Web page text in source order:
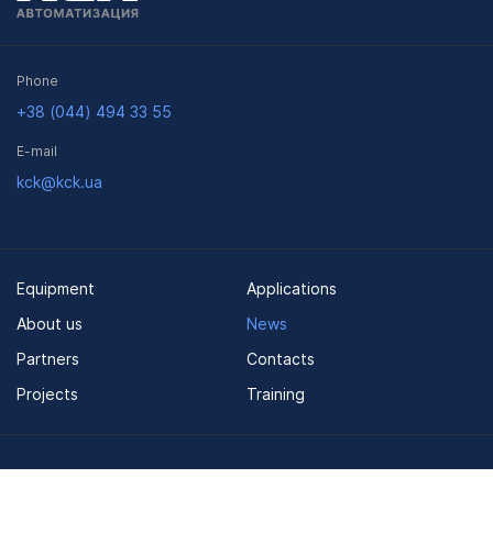
Phone
+38 (044) 494 33 55
E-mail
kck@kck.ua
Equipment
About us
Partners
Projects
Applications
News
Contacts
Training
Terms of use